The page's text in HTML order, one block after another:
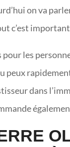
on va
c’est important
pour les
peux
dans